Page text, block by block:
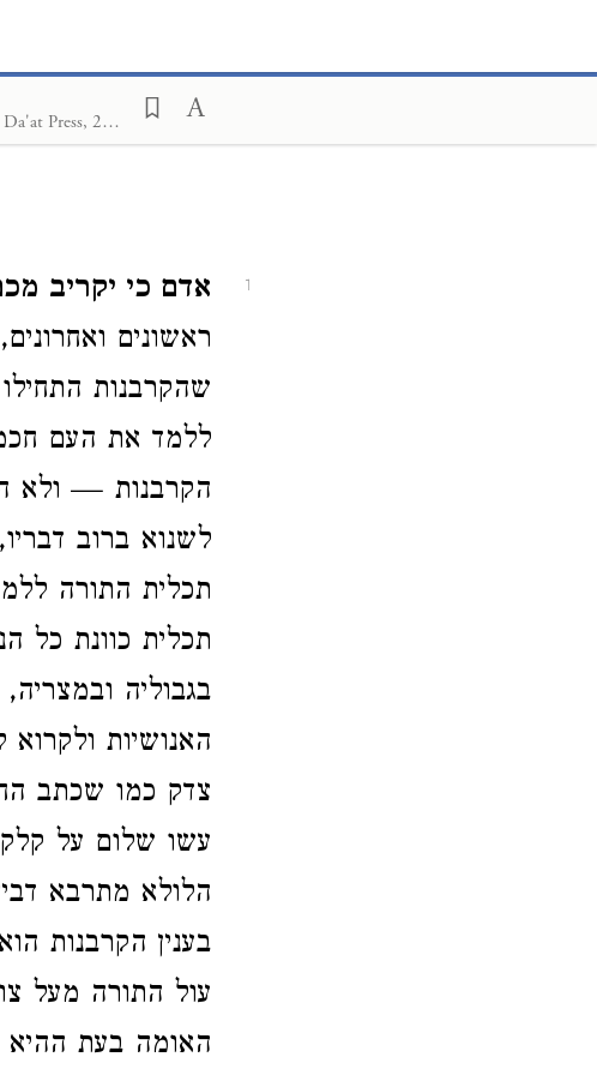
Vayiqra in Context. An English summary by Sina Kahen and Ben Rothstein; Da'at Press, 2024
1 אדם כי יקריב
ראשונים
שהקרבנות
ללמד את העם
הקרבנות — ולא
לשנוא ברוב
תכלית התורה
תכלית כוונת כל
בגבוליה
האנושיות
צדק כמו שכתב
עשו שלום על
הלולא מתרבא
בענין הקרבנות
עול התורה מעל
האומה בעת ההיא